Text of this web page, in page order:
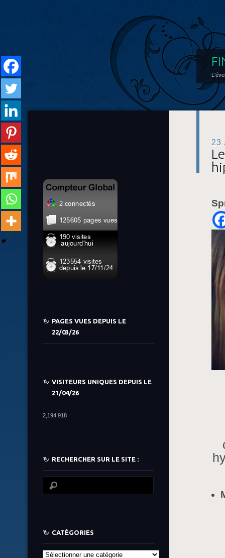
23
PAGES VUES DEPUIS LE
22/03/26
VISITEURS UNIQUES DEPUIS LE
21/04/26
2,194,918
RECHERCHER SUR LE SITE :
CATÉGORIES
Catégories